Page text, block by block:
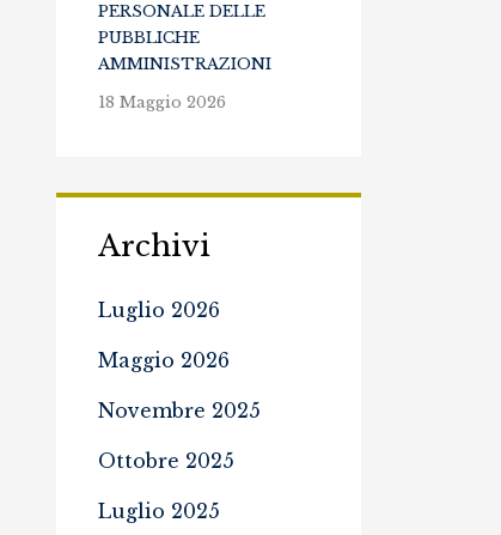
PERSONALE DELLE
PUBBLICHE
AMMINISTRAZIONI
18 Maggio 2026
Archivi
Luglio 2026
Maggio 2026
Novembre 2025
Ottobre 2025
Luglio 2025